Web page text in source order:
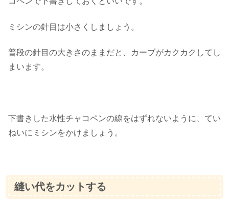
ミシンの針目は小さくしましょう。
普段の針目の大きさのままだと、カーブがカクカクしてし
まいます。
下書きした水性チャコペンの線をはずれないように、てい
ねいにミシンをかけましょう。
縫い代をカットする